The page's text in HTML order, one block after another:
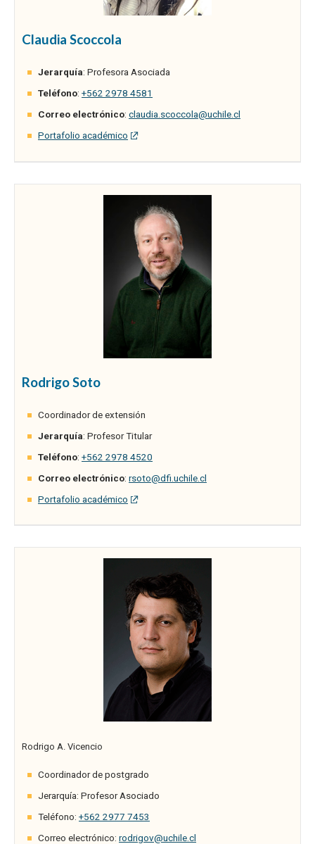
Claudia Scoccola
Jerarquía: Profesora Asociada
Teléfono: +562 2978 4581
Correo electrónico: claudia.scoccola@uchile.cl
Portafolio académico
Rodrigo Soto
Coordinador de extensión
Jerarquía: Profesor Titular
Teléfono: +562 2978 4520
Correo electrónico: rsoto@dfi.uchile.cl
Portafolio académico
Rodrigo A. Vicencio
Coordinador de postgrado
Jerarquía: Profesor Asociado
Teléfono: +562 2977 7453
Correo electrónico: rodrigov@uchile.cl